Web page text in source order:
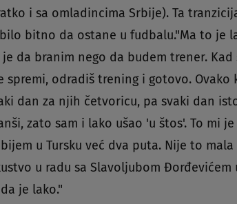
i sa omladincima Srbije). Ta
bitno da ostane u fudbalu."Ma to je
je da branim nego da budem trener.
spremi, odradiš trening i gotovo.
dan za njih četvoricu, pa svaki dan
zato sam i lako ušao 'u štos'. To mi
u Tursku već dva puta. Nije to
u radu sa Slavoljubom
je lako."